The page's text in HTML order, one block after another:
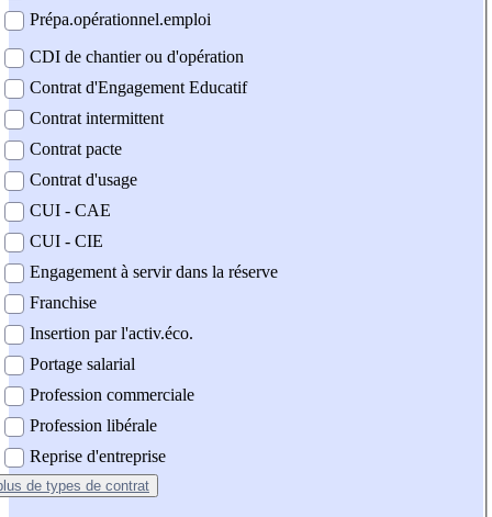
Prépa.opérationnel.emploi
CDI de chantier ou d'opération
Contrat d'Engagement Educatif
Contrat intermittent
Contrat pacte
Contrat d'usage
CUI - CAE
CUI - CIE
Engagement à servir dans la réserve
Franchise
Insertion par l'activ.éco.
Portage salarial
Profession commerciale
Profession libérale
Reprise d'entreprise
de types de contrat